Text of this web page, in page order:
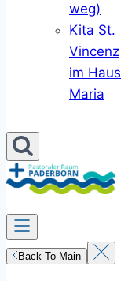
weg)
Kita St.
Vincenz
im Haus
Maria
Back To Main